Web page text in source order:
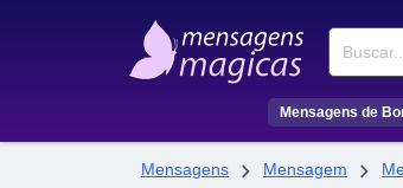
Mensagens de
Mensagens  Mensagem 